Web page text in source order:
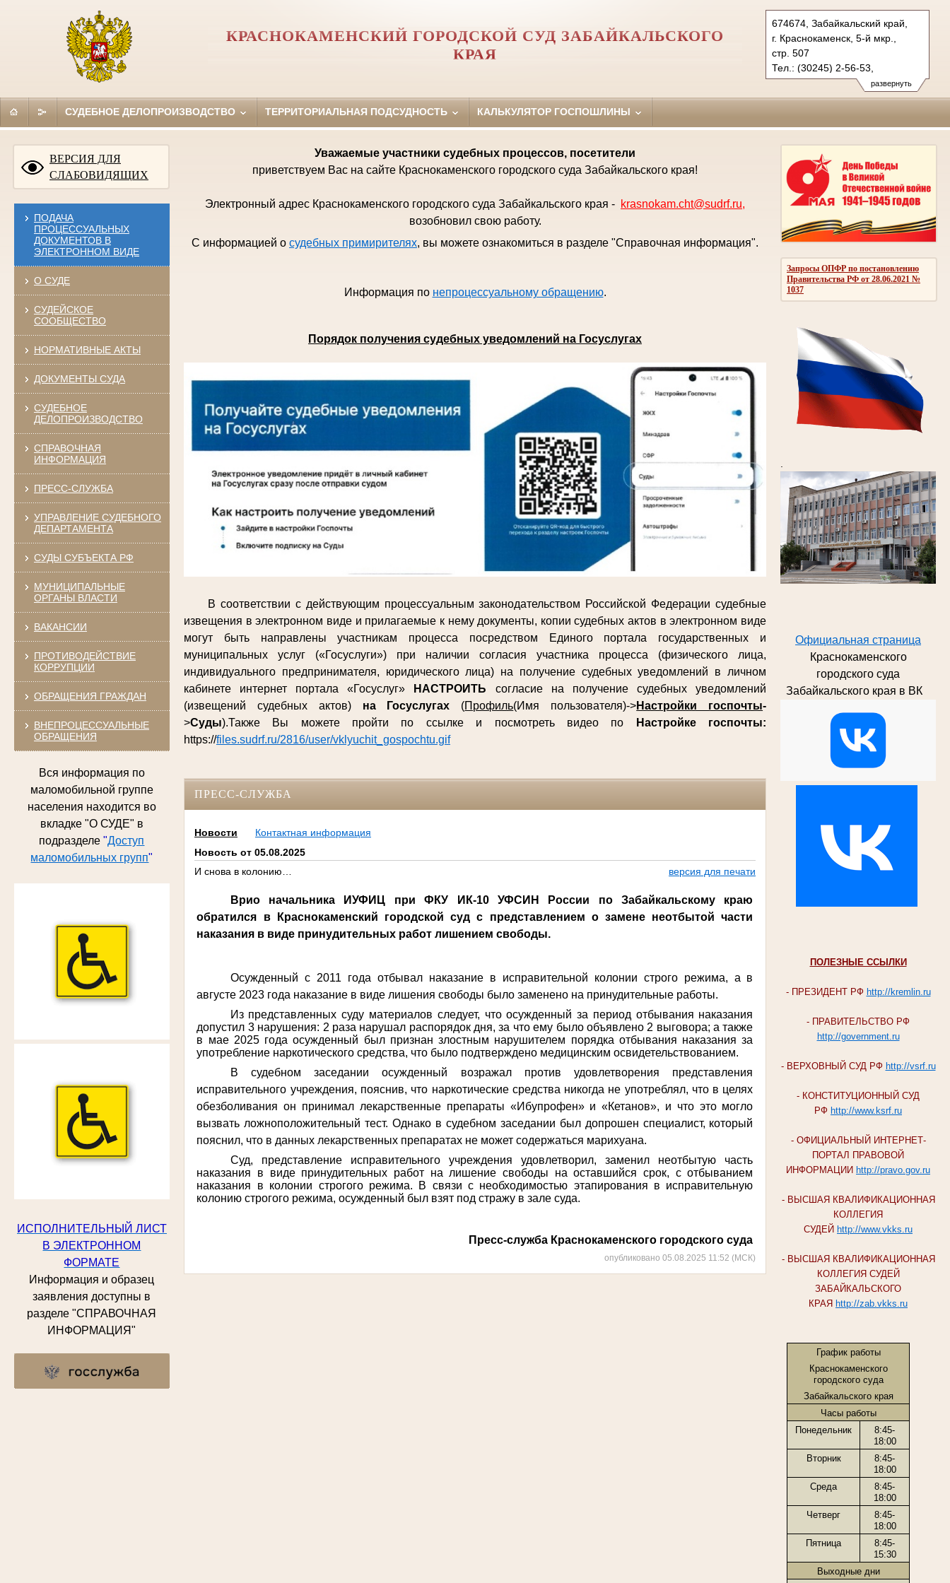
развернуть
674674, Забайкальский край,
г. Краснокаменск, 5-й мкр.,
стр. 507
Тел.: (30245) 2-56-53,
(3022) 23-83-71 (ф.)
krasnokam.cht@sudrf.ru
КРАСНОКАМЕНСКИЙ ГОРОДСКОЙ СУД ЗАБАЙКАЛЬСКОГО
КРАЯ
СУДЕБНОЕ ДЕЛОПРОИЗВОДСТВО ТЕРРИТОРИАЛЬНАЯ ПОДСУДНОСТЬ КАЛЬКУЛЯТОР ГОСПОШЛИНЫ
ВЕРСИЯ ДЛЯ
СЛАБОВИДЯЩИХ
ПОДАЧА
ПРОЦЕССУАЛЬНЫХ
ДОКУМЕНТОВ В
ЭЛЕКТРОННОМ ВИДЕ
О СУДЕ
СУДЕЙСКОЕ
СООБЩЕСТВО
НОРМАТИВНЫЕ АКТЫ
ДОКУМЕНТЫ СУДА
СУДЕБНОЕ
ДЕЛОПРОИЗВОДСТВО
СПРАВОЧНАЯ
ИНФОРМАЦИЯ
ПРЕСС-СЛУЖБА
УПРАВЛЕНИЕ СУДЕБНОГО
ДЕПАРТАМЕНТА
СУДЫ СУБЪЕКТА РФ
МУНИЦИПАЛЬНЫЕ
ОРГАНЫ ВЛАСТИ
ВАКАНСИИ
ПРОТИВОДЕЙСТВИЕ
КОРРУПЦИИ
ОБРАЩЕНИЯ ГРАЖДАН
ВНЕПРОЦЕССУАЛЬНЫЕ
ОБРАЩЕНИЯ
Вся информация по
маломобильной группе
населения находится во
вкладке "О СУДЕ" в
подразделе"Доступ
маломобильных групп"
ИСПОЛНИТЕЛЬНЫЙ ЛИСТ
В ЭЛЕКТРОННОМ
ФОРМАТЕ
Информация и образец
заявления доступны в
разделе "СПРАВОЧНАЯ
ИНФОРМАЦИЯ"
Запросы ОПФР по постановлению
Правительства РФ от 28.06.2021 №
1037
Официальная страница
Краснокаменского
городского суда
Забайкальского края в ВК
ПОЛЕЗНЫЕ ССЫЛКИ
- ПРЕЗИДЕНТ РФ http://kremlin.ru
- ПРАВИТЕЛЬСТВО РФ
http://government.ru
- ВЕРХОВНЫЙ СУД РФ http://vsrf.ru
- КОНСТИТУЦИОННЫЙ СУД
РФ http://www.ksrf.ru
- ОФИЦИАЛЬНЫЙ ИНТЕРНЕТ-
ПОРТАЛ ПРАВОВОЙ
ИНФОРМАЦИИ http://pravo.gov.ru
- ВЫСШАЯ КВАЛИФИКАЦИОННАЯ
КОЛЛЕГИЯ
СУДЕЙ http://www.vkks.ru
- ВЫСШАЯ КВАЛИФИКАЦИОННАЯ
КОЛЛЕГИЯ СУДЕЙ
ЗАБАЙКАЛЬСКОГО
КРАЯ http://zab.vkks.ru
График работы
Краснокаменского
городского суда
Забайкальского края
Часы работы
Понедельник
8:45-
18:00
Вторник
8:45-
18:00
Среда
8:45-
18:00
Четверг
8:45-
18:00
Пятница
8:45-
15:30
Выходные дни
Уважаемые участники судебных процессов, посетители
приветствуем Вас на сайте Краснокаменского городского суда Забайкальского края!
Электронный адрес Краснокаменского городского суда Забайкальского края - krasnokam.cht@sudrf.ru,
возобновил свою работу.
С информацией о судебных примирителях, вы можете ознакомиться в разделе "Справочная информация".
Информация по непроцессуальному обращению.
Порядок получения судебных уведомлений на Госуслугах
В соответствии с действующим процессуальным законодательством Российской Федерации судебные
извещения в электронном виде и прилагаемые к нему документы, копии судебных актов в электронном виде
могут быть направлены участникам процесса посредством Единого портала государственных и
муниципальных услуг («Госуслуги») при наличии согласия участника процесса (физического лица,
индивидуального предпринимателя, юридического лица) на получение судебных уведомлений в личном
кабинете интернет портала «Госуслуг»
НАСТРОИТЬ согласие на получение судебных уведомлений
(извещений судебных актов) на Госуслугах (Профиль(Имя пользователя)->Настройки госпочты-
>Суды).Также Вы можете пройти по ссылке и посмотреть видео по
Настройке госпочты:
https://files.sudrf.ru/2816/user/vklyuchit_gospochtu.gif
ПРЕСС-СЛУЖБА
Новости
Контактная информация
Новость от 05.08.2025
И снова в колонию…
версия для печати
Врио начальника ИУФИЦ при ФКУ ИК-10 УФСИН России по Забайкальскому краю
обратился в Краснокаменский городской суд с представлением о замене неотбытой части
наказания в виде принудительных работ лишением свободы.
Осужденный с 2011 года отбывал наказание в исправительной колонии строго режима, а в
августе 2023 года наказание в виде лишения свободы было заменено на принудительные работы.
Из представленных суду материалов следует, что осужденный за период отбывания наказания
допустил 3 нарушения: 2 раза нарушал распорядок дня, за что ему было объявлено 2 выговора; а также
в мае 2025 года осужденный был признан злостным нарушителем порядка отбывания наказания за
употребление наркотического средства, что было подтверждено медицинским освидетельствованием.
В судебном заседании осужденный возражал против удовлетворения представления
исправительного учреждения, пояснив, что наркотические средства никогда не употреблял, что в целях
обезболивания он принимал лекарственные препараты «Ибупрофен» и «Кетанов», и что это могло
вызвать ложноположительный тест. Однако в судебном заседании был допрошен специалист, который
пояснил, что в данных лекарственных препаратах не может содержаться марихуана.
Суд, представление исправительного учреждения удовлетворил, заменил неотбытую часть
наказания в виде принудительных работ на лишение свободы на оставшийся срок, с отбыванием
наказания в колонии строгого режима. В связи с необходимостью этапирования в исправительную
колонию строгого режима, осужденный был взят под стражу в зале суда.
Пресс-служба Краснокаменского городского суда
опубликовано 05.08.2025 11:52 (МСК)